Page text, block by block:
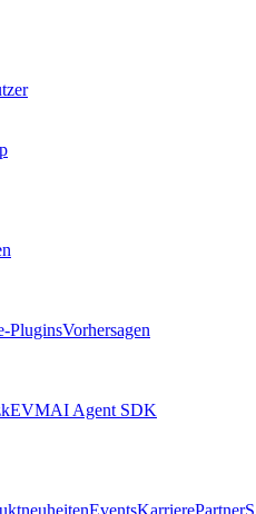
PluginsVorhersagen
AI Agent SDK
EventsKarrierePartnerS